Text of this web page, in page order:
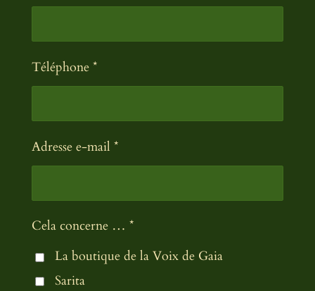
Téléphone *
Adresse e-mail *
Cela concerne … *
La boutique de la Voix de Gaia
Sarita